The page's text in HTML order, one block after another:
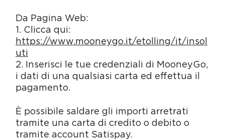
Da Pagina Web:
1. Clicca qui:
https://www.mooneygo.it/etolling/it/insol
uti
2. Inserisci le tue credenziali di MooneyGo,
i dati di una qualsiasi carta ed effettua il
pagamento.
È possibile saldare gli importi arretrati
tramite una carta di credito o debito o
tramite account Satispay.